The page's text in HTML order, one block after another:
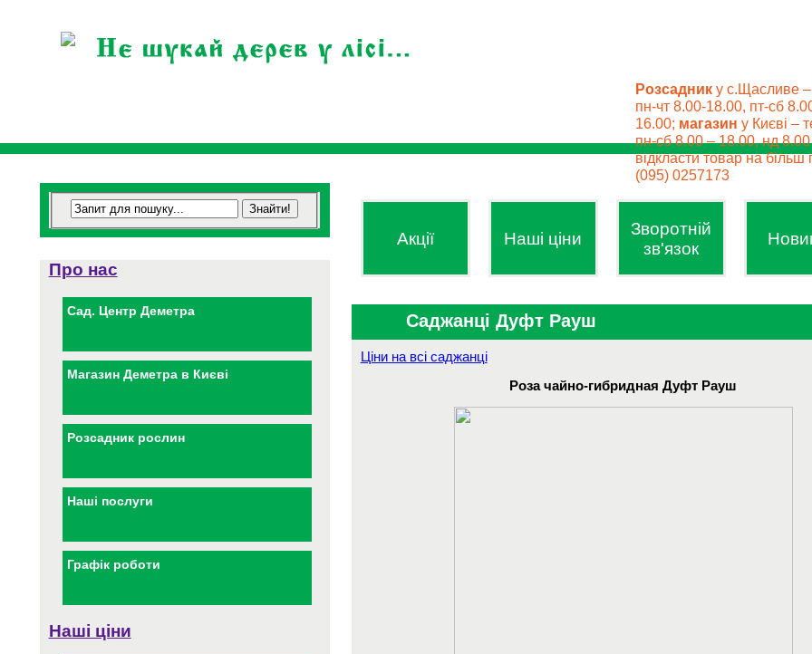
Розсадник у с.Щасливе
пн-чт 8.00-18.00, пт-сб
16.00; магазин у Києві –
пн-сб 8.00 – 18.00, нд
відкласти товар на більш
(095) 0257173
Про нас
Сад. Центр Деметра
Магазин Деметра в Києві
Розсадник рослин
Наші послуги
Графік роботи
Наші ціни
Акції Наші ціни
Зворотній
зв'язок
Саджанці Дуфт Рауш
Ціни на всі саджанці
Роза чайно-гибридная Дуфт Рауш